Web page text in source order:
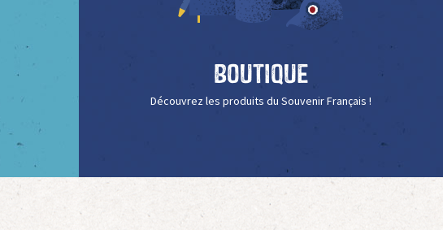
Boutique
Découvrez les produits du Souvenir Français !